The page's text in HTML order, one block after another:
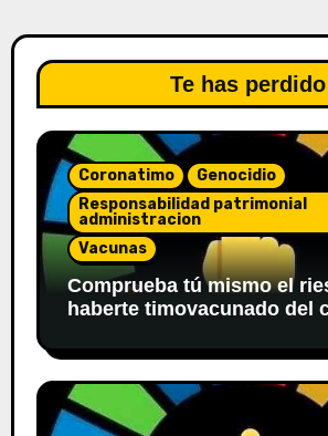
Te has perdido
Coronatimo
Genocidio
Responsabilidad patrimonial
administracion
Vacunas
Comprueba tú mismo el
haberte timovacunado del